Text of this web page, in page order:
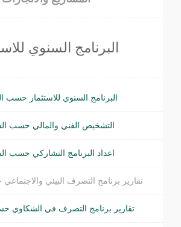
البرنامج السنوي
البرنامج السنوي للاستثمار حسب
التشخيص الفني والمالي حسب
اعداد البرنامج التشاركي حسب
تقارير برنامج التصرف البيئي
تقارير برنامج التصرف في الشكاوي